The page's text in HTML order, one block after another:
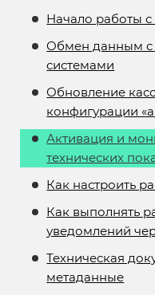
Начало работы
Обмен данным с
системами
Обновление
конфигурации
Активация и
технических
Как настроить
Как выполнять
уведомлений
Техническая
метаданные